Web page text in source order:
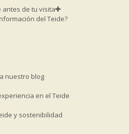
antes de tu visita
del Teide?
nuestro blog
en el Teide
y sostenibilidad